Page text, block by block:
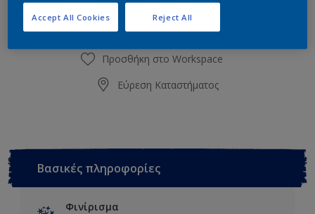
Υπολογισμός
Προσθήκη στο Workspace
Εύρεση Καταστήματος
Βασικές πληροφορίες
Φινίρισμα
Reject All
Accept All Cookies